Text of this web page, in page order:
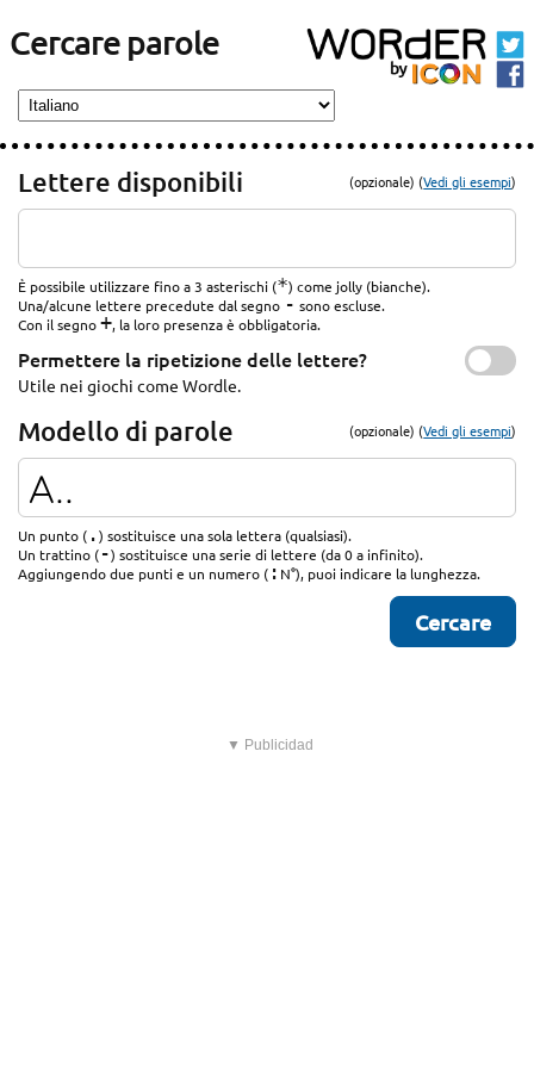
Cercare parole
Lettere disponibili (opzionale) (Vedi gli esempi)
È possibile utilizzare fino a 3 asterischi (*) come jolly (bianche).
Una/alcune lettere precedute dal segno - sono escluse.
Con il segno+, la loro presenza è obbligatoria.
Permettere la ripetizione delle lettere?
Utile nei giochi come Wordle.
Modello di parole (opzionale) (Vedi gli esempi)
Un punto (.) sostituisce una sola lettera (qualsiasi).
Un trattino (-) sostituisce una serie di lettere (da 0 a infinito).
Aggiungendo due punti e un numero (: N°), puoi indicare la lunghezza.
▼ Publicidad